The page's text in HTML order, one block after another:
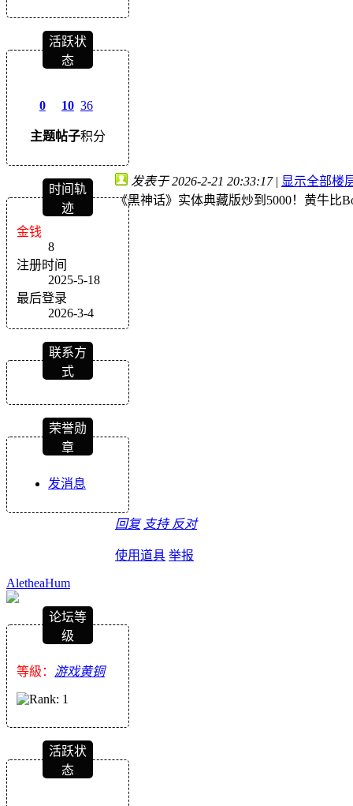
活跃状
态
0
主题
10
帖子
36
积分
时间轨
迹
金钱
8
注册时间
2025-5-18
最后登录
2026-3-4
联系方
式
荣誉勋
章
发消息
发表于 2026-2-21 20:33:17 | 显示全部楼
《黑神话》实体典藏版炒到5000！黄牛比
回复 支持 反对
使用道具 举报
AletheaHum
论坛等
级
等級： 游戏黄铜
活跃状
态